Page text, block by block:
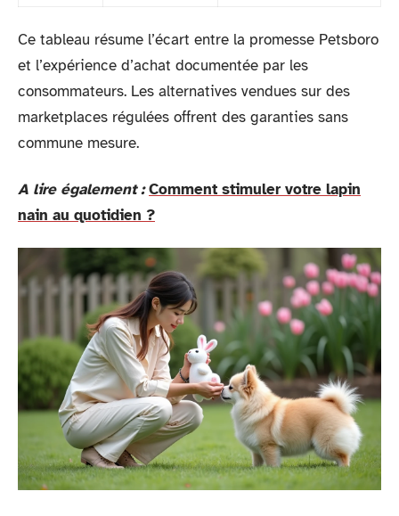
Ce tableau résume l’écart entre la promesse Petsboro
et l’expérience d’achat documentée par les
consommateurs. Les alternatives vendues sur des
marketplaces régulées offrent des garanties sans
commune mesure.
A lire également : Comment stimuler votre lapin
nain au quotidien ?